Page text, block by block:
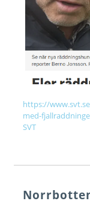
https://
med-
SVT